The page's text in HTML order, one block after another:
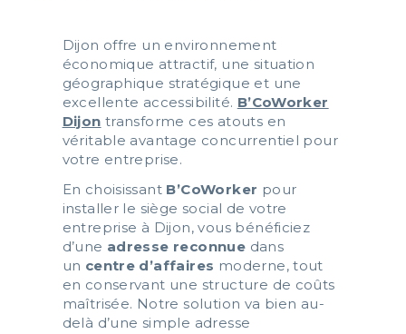
Dijon offre un environnement
économique attractif, une situation
géographique stratégique et une
excellente accessibilité. B’CoWorker
Dijon transforme ces atouts en
véritable avantage concurrentiel pour
votre entreprise.
En choisissant B’CoWorker pour
installer le siège social de votre
entreprise à Dijon, vous bénéficiez
d’une adresse reconnue dans
un centre d’affaires moderne, tout
en conservant une structure de coûts
maîtrisée. Notre solution va bien au-
delà d’une simple adresse